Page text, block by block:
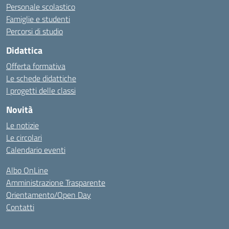
Personale scolastico
Famiglie e studenti
Percorsi di studio
Didattica
Offerta formativa
Le schede didattiche
I progetti delle classi
Novità
Le notizie
Le circolari
Calendario eventi
Albo OnLine
Amministrazione Trasparente
Orientamento/Open Day
Contatti